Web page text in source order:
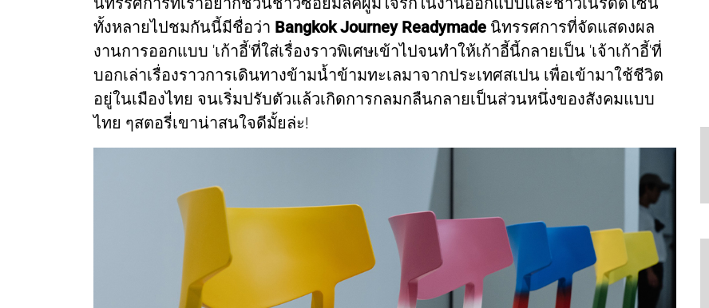
ทั้งหลายไปชมกันนี้มีชื่อว่า Bangkok Journey Readymade นิทรรศการที่จัดแสดงผล
งานการออกแบบ 'เก้าอี้'ที่ใส่เรื่องราวพิเศษเข้าไปจนทำให้เก้าอี้นี้กลายเป็น 'เจ้าเก้าอี้'ที่
บอกเล่าเรื่องราวการเดินทางข้ามน้ำข้ามทะเลมาจากประเทศสเปน เพื่อเข้ามาใช้ชีวิต
อยู่ในเมืองไทย จนเริ่มปรับตัวแล้วเกิดการกลมกลืนกลายเป็นส่วนหนึ่งของสังคมแบบ
ไทย ๆสตอรี่เขาน่าสนใจดีมั้ยล่ะ!